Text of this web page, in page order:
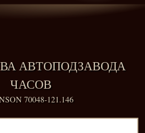
АВТОПОДЗАВОДА
ЧАСОВ
70048-121.146